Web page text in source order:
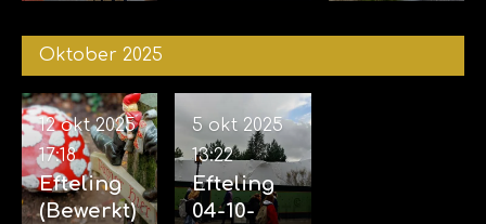
2025
vijf
07-11-2025
04-11-
Oktober 2025
Efteling
(Bewerkt)
12 okt 2025
17:18
Efteling
04-10-
5 okt 2025
13:22